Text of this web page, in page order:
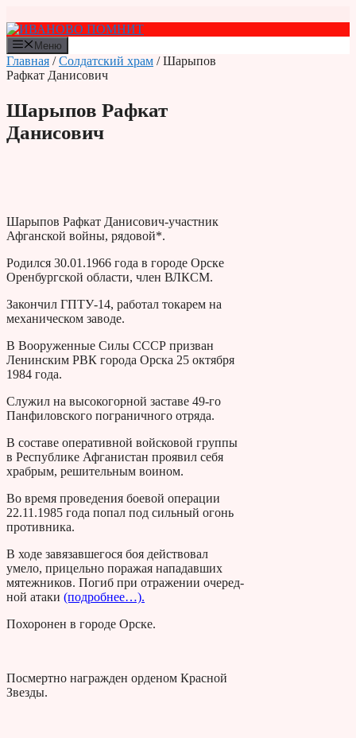
к
содержимому
Меню
Главная /Солдатский храм / Шарыпов
Рафкат Данисович
Шарыпов Рафкат
Данисович
Шарыпов Рафкат Данисович-участник
Афганской войны, рядовой*.
Ро­дился 30.01.1966 года в городе Орске
Оренбургской области, член ВЛКСМ.
Закончил ГПТУ-14, работал тока­рем на
механическом заводе.
В Вооруженные Силы СССР призван
Ленинским РВК города Орска 25 октября
1984 года.
Служил на высокогорной заставе 49-го
Панфиловского пограничного отряда.
В составе оперативной войсковой группы
в Республике Афганистан проявил себя
храбрым, решительным воином.
Во время про­ведения боевой операции
22.11.1985 года попал под сильный огонь
противника.
В ходе завязав­шегося боя действовал
умело, прице­льно поражая нападавших
мятежни­ков. Погиб при отражении очеред­
ной атаки (подробнее…).
Похоронен в городе Орске.
Посмертно награжден орденом Красной
Звезды.